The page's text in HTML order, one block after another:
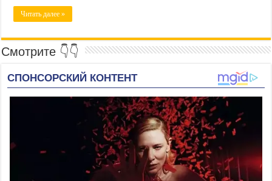
Читать далее »
Смотрите 👇👇